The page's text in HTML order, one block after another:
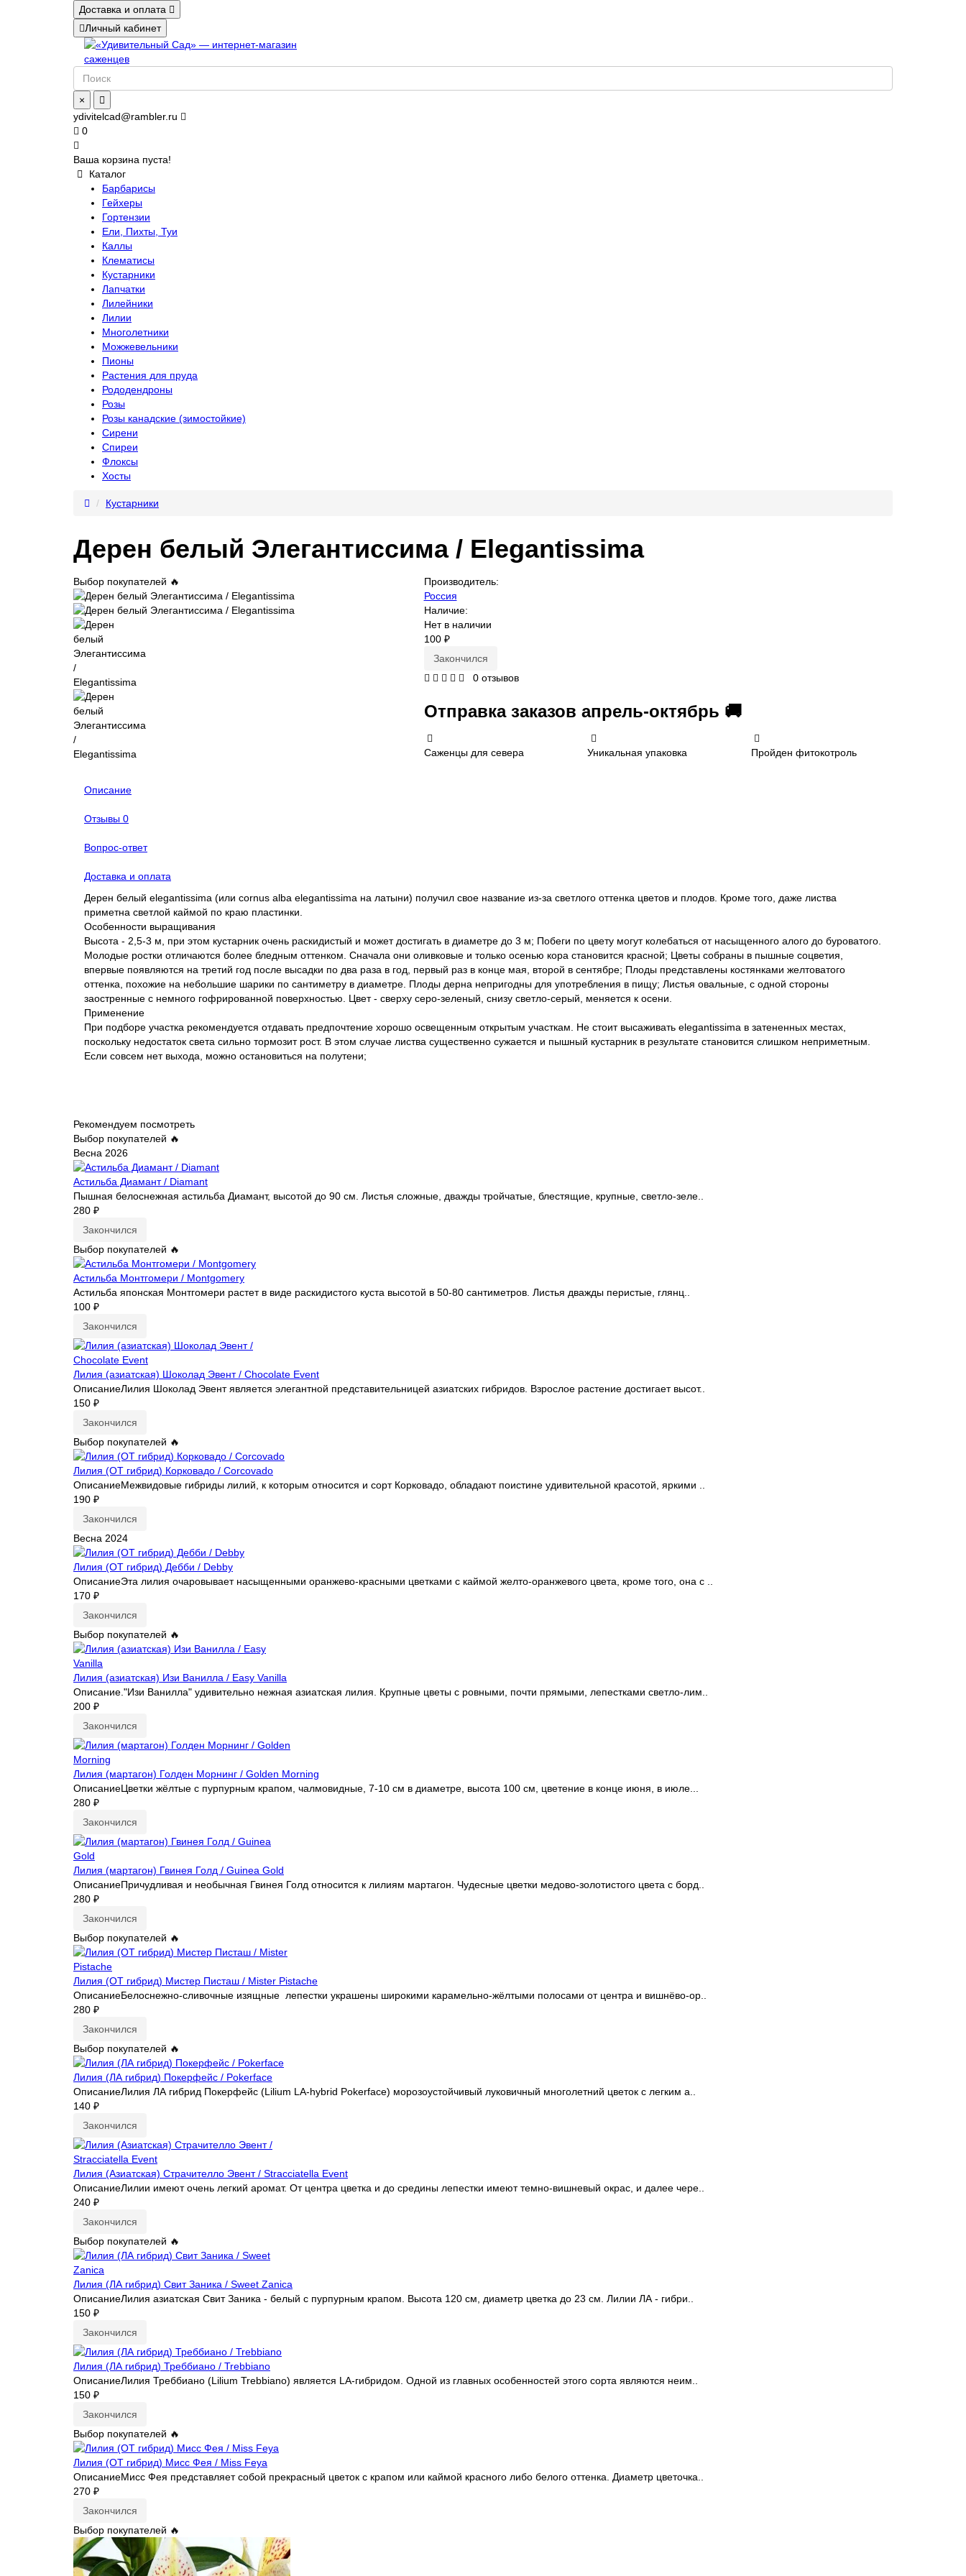
Доставка и оплата
Личный кабинет
×
ydivitelcad@rambler.ru
0
Ваша корзина пуста!
Каталог
Барбарисы
Гейхеры
Гортензии
Ели, Пихты, Туи
Каллы
Клематисы
Кустарники
Лапчатки
Лилейники
Лилии
Многолетники
Можжевельники
Пионы
Растения для пруда
Рододендроны
Розы
Розы канадские (зимостойкие)
Сирени
Спиреи
Флоксы
Хосты
Кустарники
Дерен белый Элегантиссима / Elegantissima
Выбор покупателей 🔥
Производитель:
Россия
Наличие:
Нет в наличии
100 ₽
Закончился
0 отзывов
Отправка заказов апрель-октябрь 🚚
Саженцы для севера Уникальная упаковка Пройден фитокотроль
Описание
Отзывы 0
Вопрос-ответ
Доставка и оплата
Дерен белый elegantissima (или cornus alba elegantissima на латыни) получил свое название из-за светлого оттенка цветов и плодов. Кроме того, даже листва
приметна светлой каймой по краю пластинки.
Особенности выращивания
Высота - 2,5-3 м, при этом кустарник очень раскидистый и может достигать в диаметре до 3 м; Побеги по цвету могут колебаться от насыщенного алого до буроватого.
Молодые ростки отличаются более бледным оттенком. Сначала они оливковые и только осенью кора становится красной; Цветы собраны в пышные соцветия,
впервые появляются на третий год после высадки по два раза в год, первый раз в конце мая, второй в сентябре; Плоды представлены костянками желтоватого
оттенка, похожие на небольшие шарики по сантиметру в диаметре. Плоды дерна непригодны для употребления в пищу; Листья овальные, с одной стороны
заостренные с немного гофрированной поверхностью. Цвет - сверху серо-зеленый, снизу светло-серый, меняется к осени.
Применение
При подборе участка рекомендуется отдавать предпочтение хорошо освещенным открытым участкам. Не стоит высаживать elegantissima в затененных местах,
поскольку недостаток света сильно тормозит рост. В этом случае листва существенно сужается и пышный кустарник в результате становится слишком неприметным.
Если совсем нет выхода, можно остановиться на полутени;
Рекомендуем посмотреть
Выбор покупателей 🔥
Весна 2026
Астильба Диамант / Diamant
Пышная белоснежная астильба Диамант, высотой до 90 см. Листья сложные, дважды тройчатые, блестящие, крупные, светло-зеле..
280 ₽
Закончился
Выбор покупателей 🔥
Астильба Монтгомери / Montgomery
Астильба японская Монтгомери растет в виде раскидистого куста высотой в 50-80 сантиметров. Листья дважды перистые, глянц..
100 ₽
Закончился
Лилия (азиатская) Шоколад Эвент / Chocolate Event
ОписаниеЛилия Шоколад Эвент является элегантной представительницей азиатских гибридов. Взрослое растение достигает высот..
150 ₽
Закончился
Выбор покупателей 🔥
Лилия (ОТ гибрид) Корковадо / Corcovado
ОписаниеМежвидовые гибриды лилий, к которым относится и сорт Корковадо, обладают поистине удивительной красотой, яркими ..
190 ₽
Закончился
Весна 2024
Лилия (ОТ гибрид) Дебби / Debby
ОписаниеЭта лилия очаровывает насыщенными оранжево-красными цветками с каймой желто-оранжевого цвета, кроме того, она с ..
170 ₽
Закончился
Выбор покупателей 🔥
Лилия (азиатская) Изи Ванилла / Easy Vanilla
Описание."Изи Ванилла" удивительно нежная азиатская лилия. Крупные цветы с ровными, почти прямыми, лепестками светло-лим..
200 ₽
Закончился
Лилия (мартагон) Голден Морнинг / Golden Morning
ОписаниеЦветки жёлтые с пурпурным крапом, чалмовидные, 7-10 см в диаметре, высота 100 см, цветение в конце июня, в июле...
280 ₽
Закончился
Лилия (мартагон) Гвинея Голд / Guinea Gold
ОписаниеПричудливая и необычная Гвинея Голд относится к лилиям мартагон. Чудесные цветки медово-золотистого цвета с борд..
280 ₽
Закончился
Выбор покупателей 🔥
Лилия (ОТ гибрид) Мистер Писташ / Mister Pistache
ОписаниеБелоснежно-сливочные изящные лепестки украшены широкими карамельно-жёлтыми полосами от центра и вишнёво-ор..
280 ₽
Закончился
Выбор покупателей 🔥
Лилия (ЛА гибрид) Покерфейс / Pokerface
ОписаниеЛилия ЛА гибрид Покерфейс (Lilium LA-hybrid Pokerface) морозоустойчивый луковичный многолетний цветок с легким а..
140 ₽
Закончился
Лилия (Азиатская) Страчителло Эвент / Stracciatella Event
ОписаниеЛилии имеют очень легкий аромат. От центра цветка и до средины лепестки имеют темно-вишневый окрас, и далее чере..
240 ₽
Закончился
Выбор покупателей 🔥
Лилия (ЛА гибрид) Свит Заника / Sweet Zanica
ОписаниеЛилия азиатская Свит Заника - белый с пурпурным крапом. Высота 120 см, диаметр цветка до 23 см. Лилии ЛА - гибри..
150 ₽
Закончился
Лилия (ЛА гибрид) Треббиано / Trebbiano
ОписаниеЛилия Треббиано (Lilium Trebbiano) является LA-гибридом. Одной из главных особенностей этого сорта являются неим..
150 ₽
Закончился
Выбор покупателей 🔥
Лилия (ОТ гибрид) Мисс Фея / Miss Feya
ОписаниеМисс Фея представляет собой прекрасный цветок с крапом или каймой красного либо белого оттенка. Диаметр цветочка..
270 ₽
Закончился
Выбор покупателей 🔥